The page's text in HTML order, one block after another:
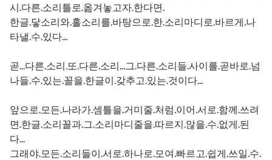
시.다른.소리틀로.옮겨놓고자.한다면.
한글.닿소리와.홀소리를.바탕으로.한.소리마디로.바르게.나
타낼.수.있다...
곧...다른.소리.또.다른.소리...그.다른.소리들.사이를.곧바로.넘
나들.수.있는.꼴을.한글이.갖추고.있는.것이다...
앞으로.모든.나라가.셈틀을.거미줄.처럼.이어.서로.함께.쓰려
면.한글.소리꼴과.그.소리마디줄을.따르지.않을.수.없게.된
다...
그래야.모든.소리들이.서로.하나로.모여.빠르고.쉽게.쓰일.수.